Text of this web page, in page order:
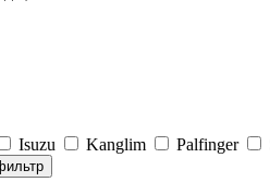
Isuzu Kanglim Palfinger